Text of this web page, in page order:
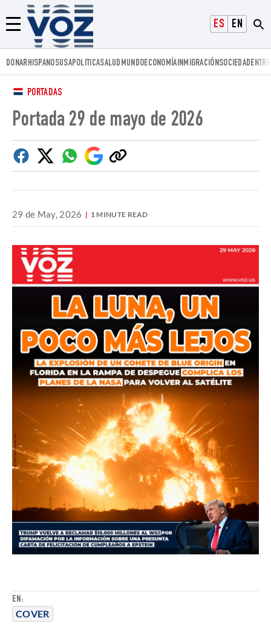
ESPAÑOLENGLISH
Menú
Voz.us
DONARHISPANOSUSAPOLITICASALUD MUNDOECONOMÍAINMIGRACIÓNSOCIEDAD
PORTADAS
Portada 29 de mayo de 2026
FacebookTwitterWhatsapp
Google
Discover
Copiar
enlace
29 de May, 2026 1 MINUTE READ
EN:
COVER